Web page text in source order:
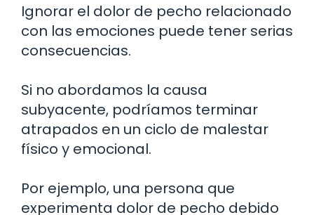
Ignorar el dolor de pecho relacionado
con las emociones puede tener serias
consecuencias.
Si no abordamos la causa
subyacente, podríamos terminar
atrapados en un ciclo de malestar
físico y emocional.
Por ejemplo, una persona que
experimenta dolor de pecho debido